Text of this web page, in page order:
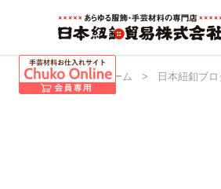
日本紐釦 ホーム > 日本紐釦ブロ